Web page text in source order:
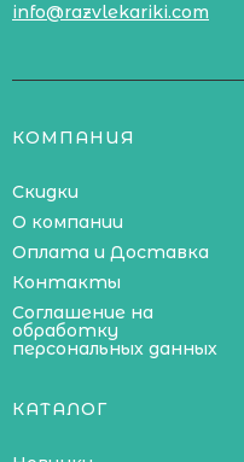
info@razvlekariki.com
КОМПАНИЯ
Скидки
О компании
Оплата и Доставка
Контакты
Соглашение на
обработку
персональных данных
КАТАЛОГ